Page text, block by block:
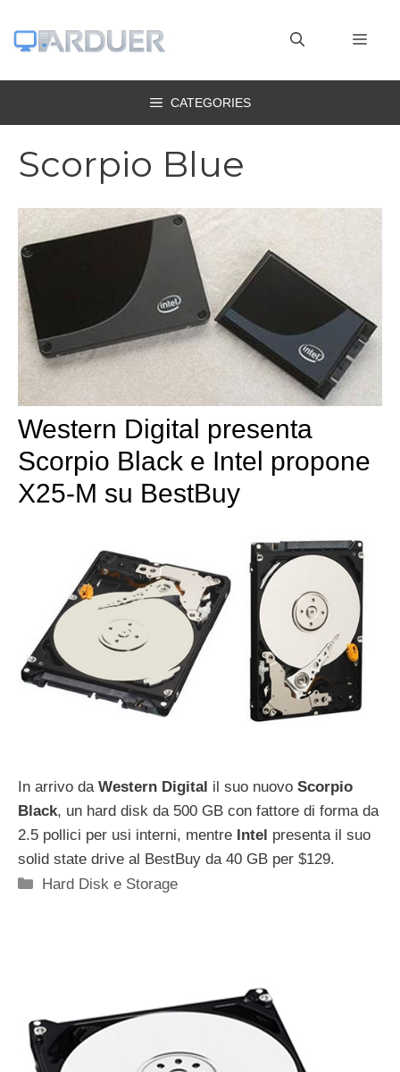
CATEGORIES
Scorpio Blue
Western Digital presenta
Scorpio Black e Intel propone
X25-M su BestBuy
In arrivo da Western Digital il suo nuovo Scorpio
Black, un hard disk da 500 GB con fattore di forma da
2.5 pollici per usi interni, mentre Intel presenta il suo
solid state drive al BestBuy da 40 GB per $129.
Categorie
Hard Disk e Storage